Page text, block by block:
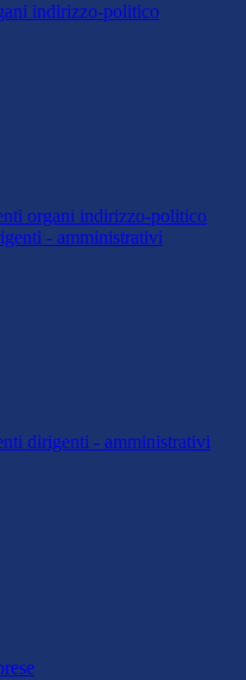
indirizzo-politico
organi indirizzo-politico
- amministrativi
dirigenti - amministrativi